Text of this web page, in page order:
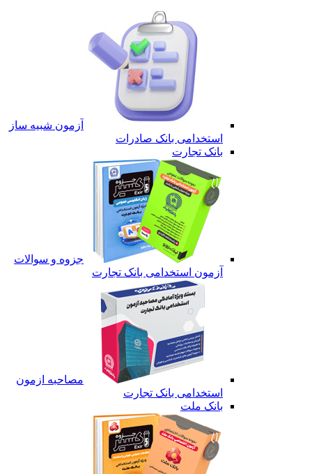
آزمون شبیه ساز
استخدامی بانک صادرات
بانک تجارت
جزوه و سوالات
آزمون استخدامی بانک تجارت
مصاحبه ازمون
استخدامی بانک تجارت
بانک ملت